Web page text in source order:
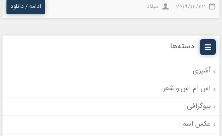
2019/12/22 میلاد ادامه / دانلود
دسته‌ها
آشپزی
اس ام اس و شعر
بیوگرافی
عکس اسم